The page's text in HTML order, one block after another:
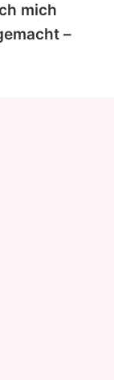
mich
–